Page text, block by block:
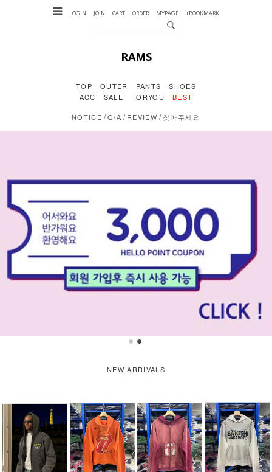
LOGIN JOIN CART ORDER MYPAGE +BOOKMARK
RAMS
TOP OUTER PANTS
SHOES
ACC
SALE FORYOU BEST
NOTICE /Q/A /REVIEW /찾아주세요
NEW ARRIVALS